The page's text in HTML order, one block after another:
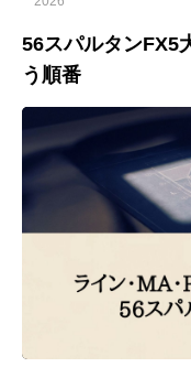
56スパルタンFX5
う順番